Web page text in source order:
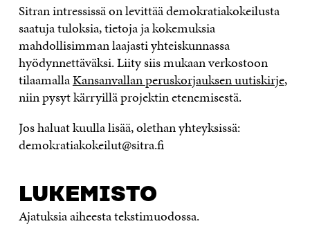
Sitran intressissä on levittää demokratiakokeilusta
saatuja tuloksia, tietoja ja kokemuksia
mahdollisimman laajasti yhteiskunnassa
hyödynnettäväksi. Liity siis mukaan verkostoon
tilaamallaKansanvallan peruskorjauksen uutiskirje,
niin pysyt kärryillä projektin etenemisestä.
Jos haluat kuulla lisää, olethan yhteyksissä:
demokratiakokeilut@sitra.fi
LUKEMISTO
Ajatuksia aiheesta tekstimuodossa.